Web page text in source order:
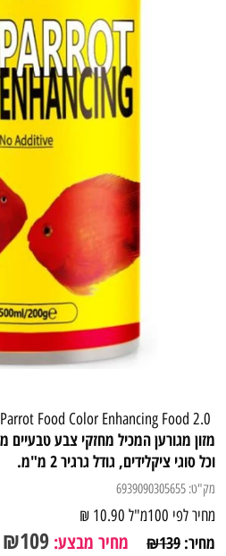
מזון מגורען המכיל מחזקי צבע טבעיים
וכל סוגי ציקלידים, גודל גרגיר 2 מ"מ.
מק"ט: 6939090305655
מחיר לפי 100מ"ל 10.90
₪
מחיר: ₪139 מחיר מבצע: ₪109